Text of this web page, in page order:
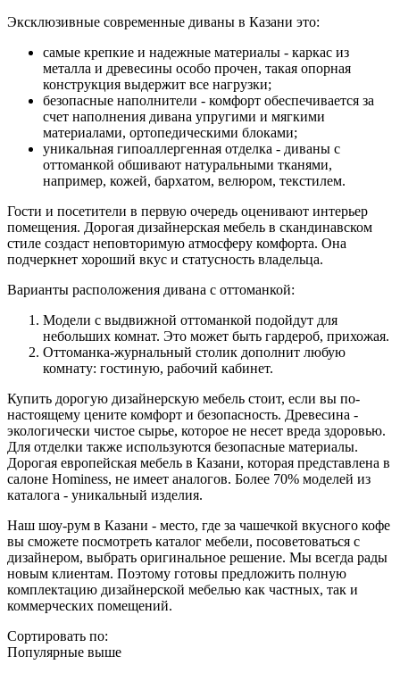
Эксклюзивные современные диваны в Казани это:
самые крепкие и надежные материалы - каркас из
металла и древесины особо прочен, такая опорная
конструкция выдержит все нагрузки;
безопасные наполнители - комфорт обеспечивается за
счет наполнения дивана упругими и мягкими
материалами, ортопедическими блоками;
уникальная гипоаллергенная отделка - диваны с
оттоманкой обшивают натуральными тканями,
например, кожей, бархатом, велюром, текстилем.
Гости и посетители в первую очередь оценивают интерьер
помещения. Дорогая дизайнерская мебель в скандинавском
стиле создаст неповторимую атмосферу комфорта. Она
подчеркнет хороший вкус и статусность владельца.
Варианты расположения дивана с оттоманкой:
Модели с выдвижной оттоманкой подойдут для
небольших комнат. Это может быть гардероб, прихожая.
Оттоманка-журнальный столик дополнит любую
комнату: гостиную, рабочий кабинет.
Купить дорогую дизайнерскую мебель стоит, если вы по-
настоящему цените комфорт и безопасность. Древесина -
экологически чистое сырье, которое не несет вреда здоровью.
Для отделки также используются безопасные материалы.
Дорогая европейская мебель в Казани, которая представлена в
салоне Hominess, не имеет аналогов. Более 70% моделей из
каталога - уникальный изделия.
Наш шоу-рум в Казани - место, где за чашечкой вкусного кофе
вы сможете посмотреть каталог мебели, посоветоваться с
дизайнером, выбрать оригинальное решение. Мы всегда рады
новым клиентам. Поэтому готовы предложить полную
комплектацию дизайнерской мебелью как частных, так и
коммерческих помещений.
Сортировать по:
Популярные выше